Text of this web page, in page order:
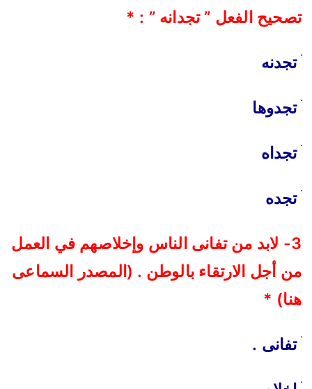
تصحيح الفعل ” تجدانه ” : *
تجدنه
تجدوها
تجداه
تجده
3- لابد من تفانى الناس وإخلاصهم في العمل
من أجل الارتقاء بالوطن . (المصدر السماعى
هنا) *
ׄتفانى .